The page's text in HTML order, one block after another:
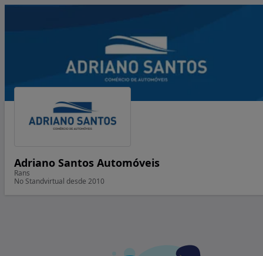
Adriano Santos Automóveis
Rans
No Standvirtual desde 2010